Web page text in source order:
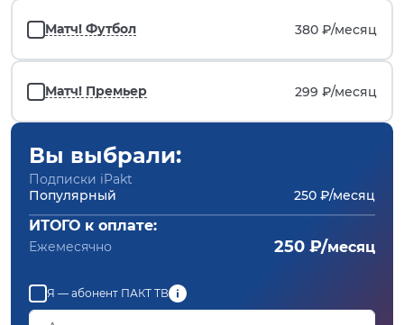
Матч! Футбол 380 ₽/месяц
Матч! Премьер 299 ₽/месяц
Вы выбрали:
Подписки iPakt
Популярный
250 ₽/месяц
ИТОГО к оплате:
Ежемесячно 250 ₽/месяц
Я — абонент ПАКТ ТВ